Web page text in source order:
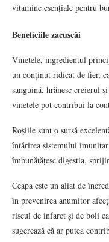
vitamine esențiale pentru
Beneficiile zacuscăi
Vinetele, ingredientul
un conținut ridicat de fier,
sanguină, hrănesc creierul
vinetele pot contribui la
Roșiile sunt o sursă
întărirea sistemului
îmbunătățesc digestia,
Ceapa este un aliat de
în prevenirea anumitor
riscul de infarct și de boli
sugerează că ar putea